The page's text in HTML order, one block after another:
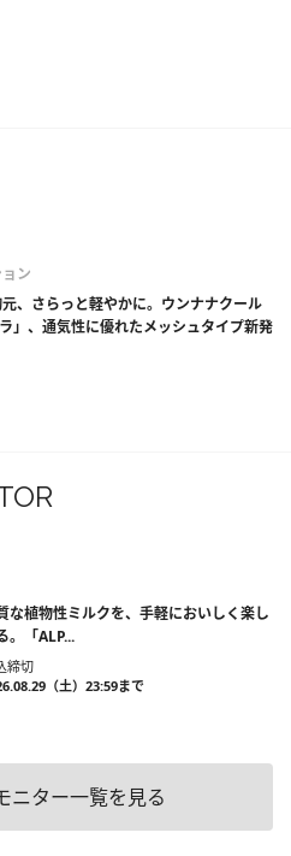
ン
、さらっと軽やかに。ウンナナクール
ラ」、通気性に優れたメッシュタイプ新発
な植物性ミルクを、手軽においしく楽し
。「ALP...
締切
（土）23:59まで
ニター一覧を見る